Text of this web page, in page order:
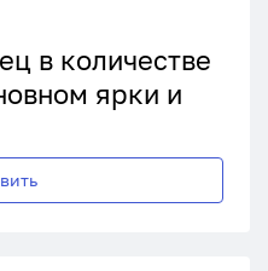
в количестве
ярки и